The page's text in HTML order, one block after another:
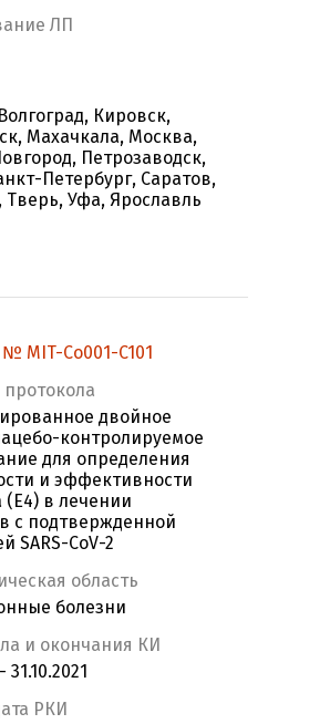
ЛП
Кировск,
Махачкала, Москва,
Петрозаводск,
Петербург, Саратов,
Тверь, Уфа, Ярославль
MIT-Co001-C101
двойное
контролируемое
для определения
и эффективности
(E4) в лечении
с подтвержденной
SARS-CoV-2
область
болезни
и окончания КИ
31.10.2021
РКИ